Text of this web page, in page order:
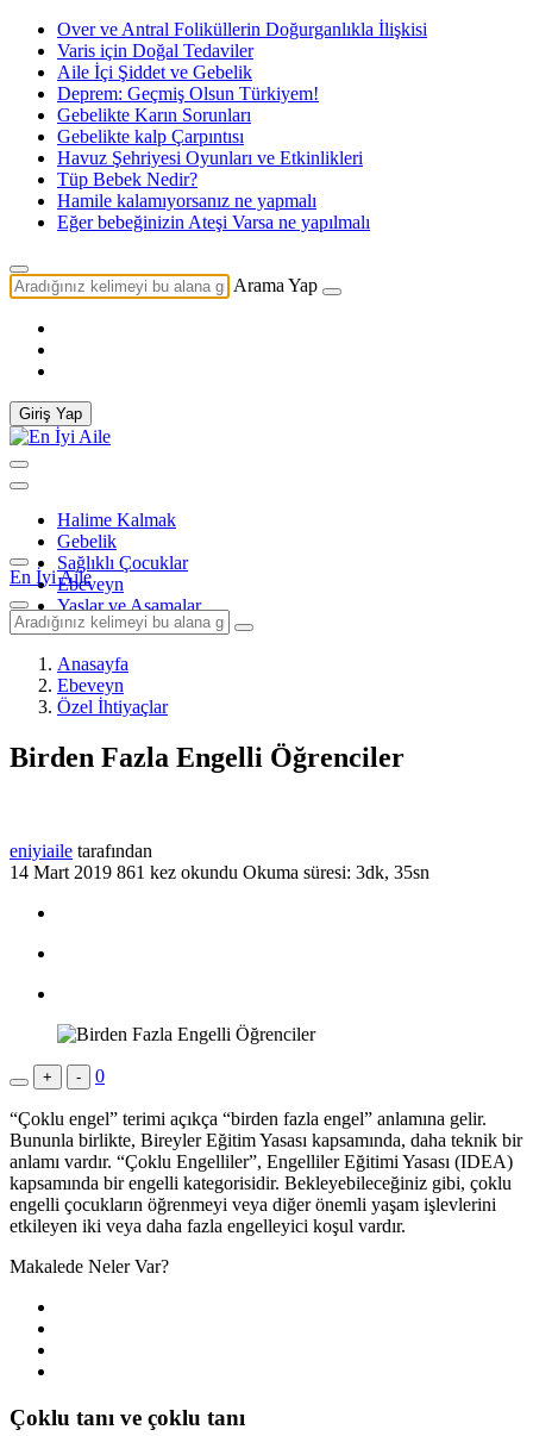
Over ve Antral Foliküllerin Doğurganlıkla İlişkisi
Varis için Doğal Tedaviler
Aile İçi Şiddet ve Gebelik
Deprem: Geçmiş Olsun Türkiyem!
Gebelikte Karın Sorunları
Gebelikte kalp Çarpıntısı
Havuz Şehriyesi Oyunları ve Etkinlikleri
Tüp Bebek Nedir?
Hamile kalamıyorsanız ne yapmalı
Eğer bebeğinizin Ateşi Varsa ne yapılmalı
Arama Yap
Giriş Yap
Halime Kalmak
Gebelik
Sağlıklı Çocuklar
Ebeveyn
Yaşlar ve Aşamalar
En İyi Aile
Anasayfa
Ebeveyn
Özel İhtiyaçlar
Birden Fazla Engelli Öğrenciler
eniyiaile tarafından
14 Mart 2019 861 kez okundu Okuma süresi: 3dk, 35sn
+ - 0
“Çoklu engel” terimi açıkça “birden fazla engel” anlamına gelir.
Bununla birlikte, Bireyler Eğitim Yasası kapsamında, daha teknik bir
anlamı vardır. “Çoklu Engelliler”, Engelliler Eğitimi Yasası (IDEA)
kapsamında bir engelli kategorisidir. Bekleyebileceğiniz gibi, çoklu
engelli çocukların öğrenmeyi veya diğer önemli yaşam işlevlerini
etkileyen iki veya daha fazla engelleyici koşul vardır.
Makalede Neler Var?
Çoklu tanı ve çoklu tanı